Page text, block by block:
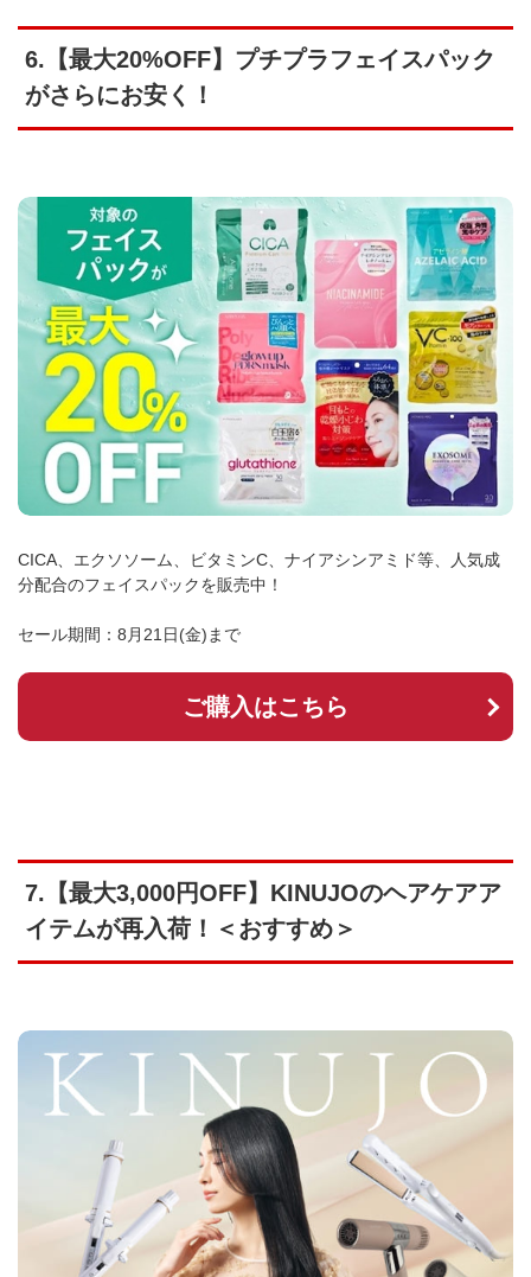
6.【最大20%OFF】プチプラフェイスパック
がさらにお安く！
CICA、エクソソーム、ビタミンC、ナイアシンアミド等、人気成
分配合のフェイスパックを販売中！
セール期間：8月21日(金)まで
ご購入はこちら
7.【最大3,000円OFF】KINUJOのヘアケアア
イテムが再入荷！＜おすすめ＞